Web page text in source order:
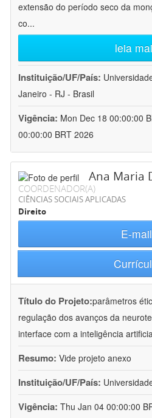
extensão do período seco da
co...
leia
Instituição/UF/País:
Janeiro - RJ - Brasil
Vigência: Mon Dec 18 00:00:00
00:00:00 BRT 2026
Ana Maria
COORDENADOR(A)
CIÊNCIAS SOCIAIS APLICADAS
Direito
E-mail
Título do Projeto:parâmetros
regulação dos avanços da
interface com a inteligência
Resumo: Vide projeto anexo
Instituição/UF/País:
Vigência: Thu Jan 04 00:00:00